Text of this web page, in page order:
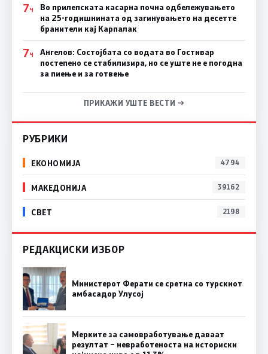
7Ч
Во прилепската касарна почна одбележувањето
на 25-годишнината од загинувањето на десетте
бранители кај Карпалак
7Ч
Ангелов: Состојбата со водата во Гостивар
постепено се стабилизира, но се уште не е погодна
за пиење и за готвење
ПРИКАЖИ УШТЕ ВЕСТИ →
РУБРИКИ
ЕКОНОМИЈА 4794
МАКЕДОНИЈА 39162
СВЕТ 2198
РЕДАКЦИСКИ ИЗБОР
Министерот Ферати се сретна со турскиот
амбасадор Улусој
Мерките за самовработување даваат
резултат – невработеноста на историски